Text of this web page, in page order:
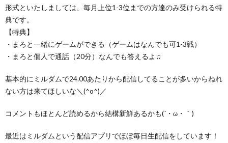
形式といたしましては、毎月上位1-3位までの方達のみ受けられる特
典です。
【特典】
・まろと一緒にゲームができる（ゲームはなんでも可1-3戦）
・まろと個人で通話（20分）なんでも答えるよ♫
基本的にミルダムで24.00あたりから配信してることが多いからねれ
ない方は来てほしいな＼(^o^)／
コメントもほとんど読めるから結構新鮮あるかも(´・ω・｀)
最近はミルダムという配信アプリでほぼ毎日生配信をしています！